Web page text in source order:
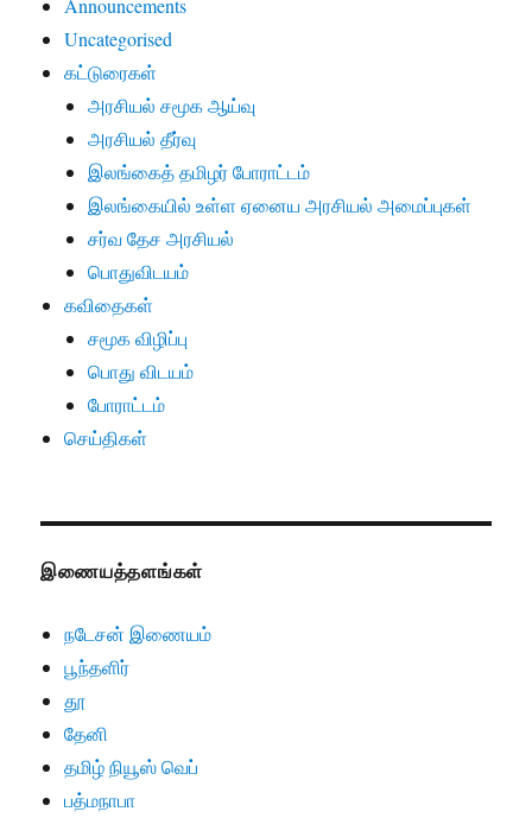
Uncategorised
கட்டுரைகள்
அரசியல் சமூக ஆய்வு
அரசியல் தீர்வு
இலங்கைத் தமிழர் போராட்டம்
இலங்கையில் உள்ள ஏனைய அரசியல் அமைப்புகள்
சர்வ தேச அரசியல்
பொதுவிடயம்
கவிதைகள்
சமூக விழிப்பு
பொது விடயம்
போராட்டம்
செய்திகள்
இணையத்தளங்கள்
நடேசன் இணையம்
பூந்தளிர்
தூ
தேனி
தமிழ் நியூஸ் வெப்
பத்மநாபா